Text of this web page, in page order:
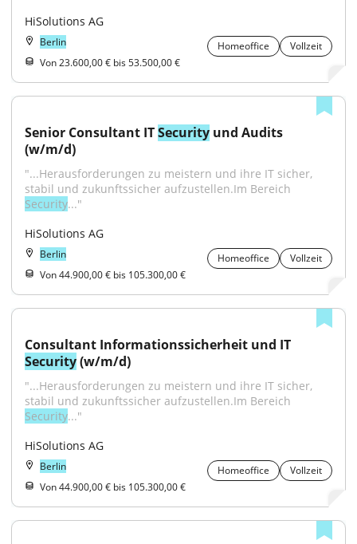
HiSolutions AG
Berlin Homeoffice
Vollzeit
Von 23.600,00 € bis 53.500,00 €
Senior Consultant IT Security und Audits
(w/m/d)
"...Herausforderungen zu meistern und ihre IT sicher,
Security..."
HiSolutions AG
Berlin Homeoffice
Vollzeit
Von 44.900,00 € bis 105.300,00 €
Security (w/m/d)
"...Herausforderungen zu meistern und ihre IT sicher,
Security..."
HiSolutions AG
Berlin Homeoffice
Vollzeit
Von 44.900,00 € bis 105.300,00 €